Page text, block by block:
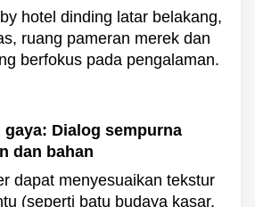
hotel dinding latar belakang,
ruang pameran merek dan
berfokus pada pengalaman.
Dialog sempurna
dan bahan
dapat menyesuaikan tekstur
(seperti batu budaya kasar,